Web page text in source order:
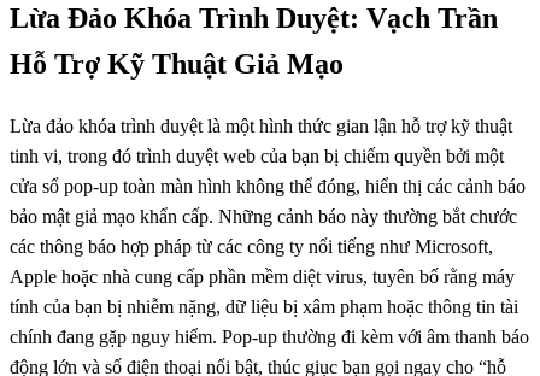
Lừa Đảo Khóa Trình Duyệt: Vạch Trần
Hỗ Trợ Kỹ Thuật Giả Mạo
Lừa đảo khóa trình duyệt là một hình thức gian lận hỗ trợ kỹ thuật
tinh vi, trong đó trình duyệt web của bạn bị chiếm quyền bởi một
cửa sổ pop-up toàn màn hình không thể đóng, hiển thị các cảnh báo
bảo mật giả mạo khẩn cấp. Những cảnh báo này thường bắt chước
các thông báo hợp pháp từ các công ty nổi tiếng như Microsoft,
Apple hoặc nhà cung cấp phần mềm diệt virus, tuyên bố rằng máy
tính của bạn bị nhiễm nặng, dữ liệu bị xâm phạm hoặc thông tin tài
chính đang gặp nguy hiểm. Pop-up thường đi kèm với âm thanh báo
động lớn và số điện thoại nổi bật, thúc giục bạn gọi ngay cho “hỗ